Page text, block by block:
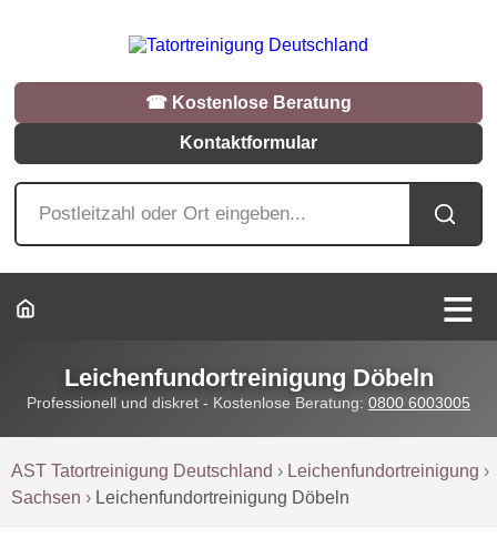
☎︎ Kostenlose Beratung
Kontaktformular
Leichenfundortreinigung Döbeln
Professionell und diskret - Kostenlose Beratung: 0800 6003005
AST Tatortreinigung Deutschland › Leichenfundortreinigung ›
Sachsen › Leichenfundortreinigung Döbeln